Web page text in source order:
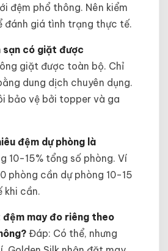
đệm phổ thông. Nên kiểm
đánh giá tình trạng thực tế.
sạn có giặt được
giặt được toàn bộ. Chỉ
dung dịch chuyên dụng.
bảo vệ bởi topper và ga
đệm dự phòng là
10-15% tổng số phòng. Ví
phòng cần dự phòng 10-15
khi cần.
đệm may đo riêng theo
Đáp: Có thể, nhưng